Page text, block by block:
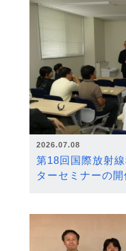
2026.07.08
第18回国際放射
ターセミナーの開